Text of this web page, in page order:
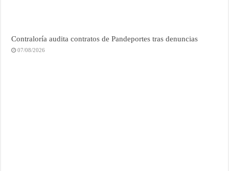
Contraloría audita contratos de Pandeportes tras denuncias
07/08/2026